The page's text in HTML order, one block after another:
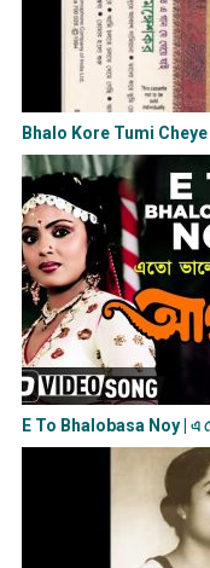
Bhalo Kore Tumi Cheye
E To Bhalobasa Noy | এ তো